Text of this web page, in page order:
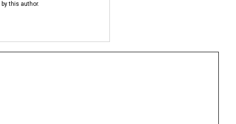
by this author.